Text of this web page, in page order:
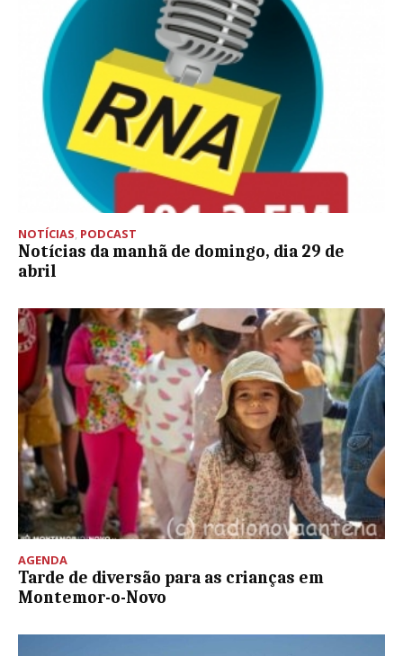
NOTÍCIAS, PODCAST
Notícias da manhã de domingo, dia 29 de
abril
AGENDA
Tarde de diversão para as crianças em
Montemor-o-Novo